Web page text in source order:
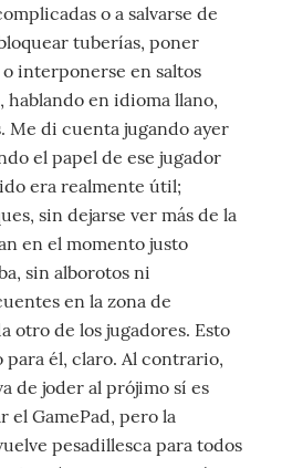
o a salvarse de
tuberías, poner
o interponerse en saltos
hablando en idioma llano,
Me di cuenta jugando ayer
el papel de ese jugador
era realmente útil;
sin dejarse ver más de la
en el momento justo
sin alborotos ni
en la zona de
otro de los jugadores. Esto
para él, claro. Al contrario,
de joder al prójimo sí es
GamePad, pero la
pesadillesca para todos